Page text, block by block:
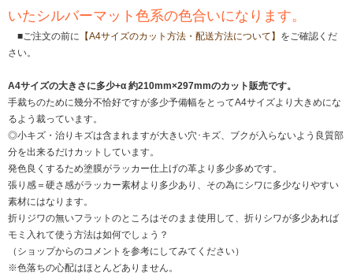
いたシルバーマット色系の色合いになります。
■ご注文の前に 【A4サイズのカット方法・配送方法について】 をご確認くだ
さい。
A4サイズの大きさに多少+α 約210mm×297mmのカット販売です。
手裁ちのために幾分不恰好ですが多少予備幅をとってA4サイズより大きめにな
るよう裁っています。
◎小キズ・治りキズは含まれますが大きい穴･キズ、ブクが入らないよう良質部
分を出来るだけカットしています。
発色良くするため塗膜がラッカー仕上げの革より多少多めです。
張り感＝硬さ感がラッカー素材より多少あり、その為にシワに多少なりやすい
素材にはなります。
折りジワの無いフラットのところはそのまま使用して、折りシワが多少あれば
モミ入れて使う方法は如何でしょう？
（ショップからのコメントを参考にしてみてください）
※色落ちの心配はほとんどありません。